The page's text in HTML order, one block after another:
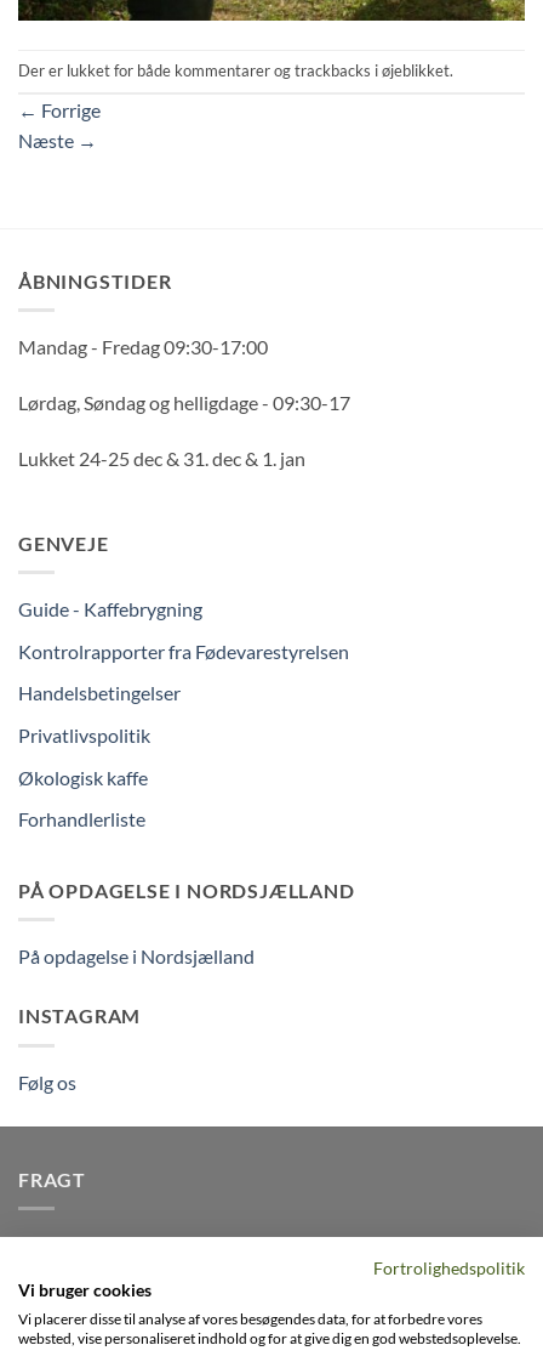
Der er lukket for både kommentarer og trackbacks i øjeblikket.
← Forrige
Næste →
ÅBNINGSTIDER
Mandag - Fredag 09:30-17:00
Lørdag, Søndag og helligdage - 09:30-17
Lukket 24-25 dec & 31. dec & 1. jan
GENVEJE
Guide - Kaffebrygning
Kontrolrapporter fra Fødevarestyrelsen
Handelsbetingelser
Privatlivspolitik
Økologisk kaffe
Forhandlerliste
PÅ OPDAGELSE I NORDSJÆLLAND
På opdagelse i Nordsjælland
INSTAGRAM
Følg os
FRAGT
på alle pakker - Husk der er fri
levering på alle ordre over DKK395
Fortrolighedspolitik
Vi bruger cookies
Vi placerer disse til analyse af vores besøgendes data, for at forbedre vores
websted, vise personaliseret indhold og for at give dig en god webstedsoplevelse.